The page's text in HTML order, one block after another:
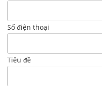
Số điện thoại
Tiêu đề